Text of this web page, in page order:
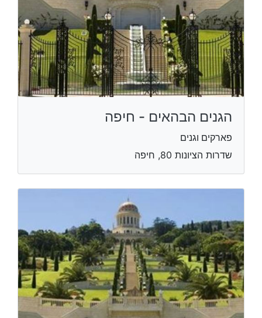
הגנים הבהאים - חיפה
פארקים וגנים
שדרות הציונות 80, חיפה